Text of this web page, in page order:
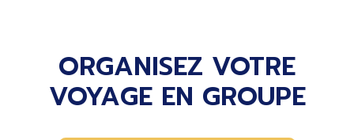
ORGANISEZ VOTRE
VOYAGE EN GROUPE